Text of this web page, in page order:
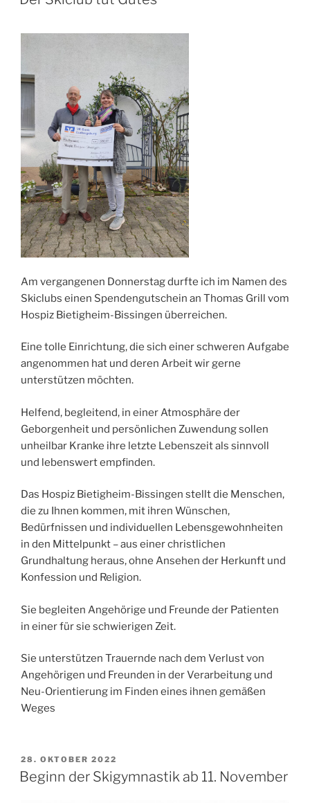
Am vergangenen Donnerstag durfte ich im Namen des
Skiclubs einen Spendengutschein an Thomas Grill vom
Hospiz Bietigheim-Bissingen überreichen.
Eine tolle Einrichtung, die sich einer schweren Aufgabe
angenommen hat und deren Arbeit wir gerne
unterstützen möchten.
Helfend, begleitend, in einer Atmosphäre der
Geborgenheit und persönlichen Zuwendung sollen
unheilbar Kranke ihre letzte Lebenszeit als sinnvoll
und lebenswert empfinden.
Das Hospiz Bietigheim-Bissingen stellt die Menschen,
die zu Ihnen kommen, mit ihren Wünschen,
Bedürfnissen und individuellen Lebensgewohnheiten
in den Mittelpunkt – aus einer christlichen
Grundhaltung heraus, ohne Ansehen der Herkunft und
Konfession und Religion.
Sie begleiten Angehörige und Freunde der Patienten
in einer für sie schwierigen Zeit.
Sie unterstützen Trauernde nach dem Verlust von
Angehörigen und Freunden in der Verarbeitung und
Neu-Orientierung im Finden eines ihnen gemäßen
Weges
VERÖFFENTLICHT
AM
28. OKTOBER 2022
Beginn der Skigymnastik ab 11. November